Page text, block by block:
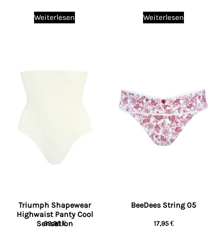
Weiterlesen Weiterlesen
Triumph Shapewear
Highwaist Panty Cool
Sensation
39,95€
BeeDees String 05
17,95€